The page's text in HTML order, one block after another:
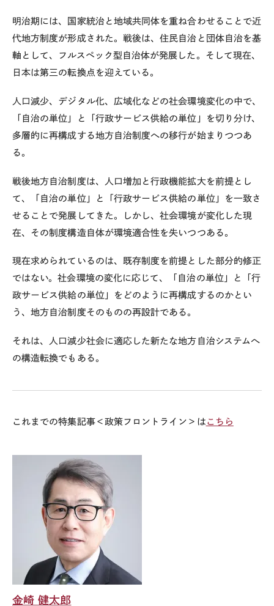
明治期には、国家統治と地域共同体を重ね合わせることで近
代地方制度が形成された。戦後は、住民自治と団体自治を基
軸として、フルスペック型自治体が発展した。そして現在、
日本は第三の転換点を迎えている。
人口減少、デジタル化、広域化などの社会環境変化の中で、
「自治の単位」と「行政サービス供給の単位」を切り分け、
多層的に再構成する地方自治制度への移行が始まりつつあ
る。
戦後地方自治制度は、人口増加と行政機能拡大を前提とし
て、「自治の単位」と「行政サービス供給の単位」を一致さ
せることで発展してきた。しかし、社会環境が変化した現
在、その制度構造自体が環境適合性を失いつつある。
現在求められているのは、既存制度を前提とした部分的修正
ではない。社会環境の変化に応じて、「自治の単位」と「行
政サービス供給の単位」をどのように再構成するのかとい
う、地方自治制度そのものの再設計である。
それは、人口減少社会に適応した新たな地方自治システムへ
の構造転換でもある。
これまでの特集記事＜政策フロントライン＞は こちら
金崎 健太郎